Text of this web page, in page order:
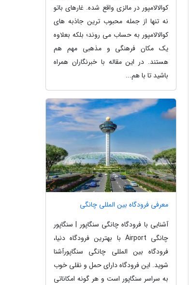
کوالالامپور در مالزی واقع شده. غارهای باتو
نه تنها از جمله محبوب ترین جاذبه های
کوالالامپور به حساب می روند؛ بلکه بعلاوه
یک مکان فرهنگی و مذهبی مهم هم
هستند. در این مقاله با خبرنگاران همراه
باشید تا با هم...
معرفی فرودگاه بین المللی چانگی
آشنایی با فرودگاه چانگی سنگاپور | سنگاپور
چانگی Airport با بهترین فرودگاه دنیا،
فرودگاه بین المللی چانگی سنگاپورآشنا
شوید. این فرودگاه دارای حمل و نقلی خوب
به سراسر سنگاپور است و هر گونه امکاناتی